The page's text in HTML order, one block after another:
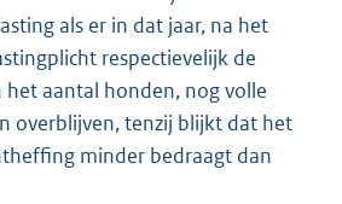
als er in dat jaar, na het
respectievelijk de
aantal honden, nog volle
overblijven, tenzij blijkt dat het
minder bedraagt dan